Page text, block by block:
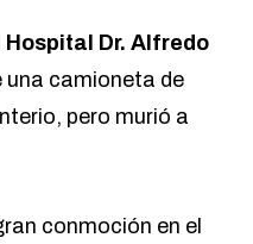
Hospital Dr. Alfredo
una camioneta de
pero murió a
conmoción en el